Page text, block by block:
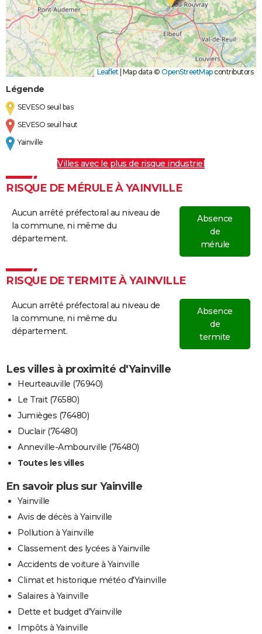
Leaflet Map data © OpenStreetMapcontributors
Légende
SEVESO seuil bas
SEVESO seuil haut
Yainville
Villes avec le plus de risque industriel
RISQUE DE MÉRULE À YAINVILLE
Aucun arrêté préfectoral au niveau de
la commune, ni même du
département.
Absence
de
mérule
RISQUE DE TERMITE À YAINVILLE
Aucun arrêté préfectoral au niveau de
la commune, ni même du
département.
Absence
de
termite
Les villes à proximité d'Yainville
Heurteauville (76940)
Le Trait (76580)
Jumièges (76480)
Duclair (76480)
Anneville-Ambourville (76480)
Toutes les villes
En savoir plus sur Yainville
Yainville
Avis de décès à Yainville
Pollution à Yainville
Classement des lycées à Yainville
Accidents de voiture à Yainville
Climat et historique météo d'Yainville
Salaires à Yainville
Dette et budget d'Yainville
Impôts à Yainville